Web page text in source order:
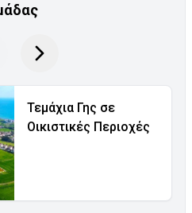
Τεμάχια Γης σε
Οικιστικές Περιοχές